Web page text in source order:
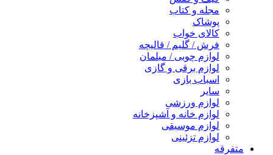
مجله و کتاب
پوشاک
کالای خواب
فرش / گلیم / قالیچه
لوازم چوبی / مبلمان
لوازم برقی و گازی
اسباب بازی
سایر
لوازم ورزشی
لوازم خانه و آشپزخانه
لوازم موسیقی
لوازم تزئینی
متفرقه